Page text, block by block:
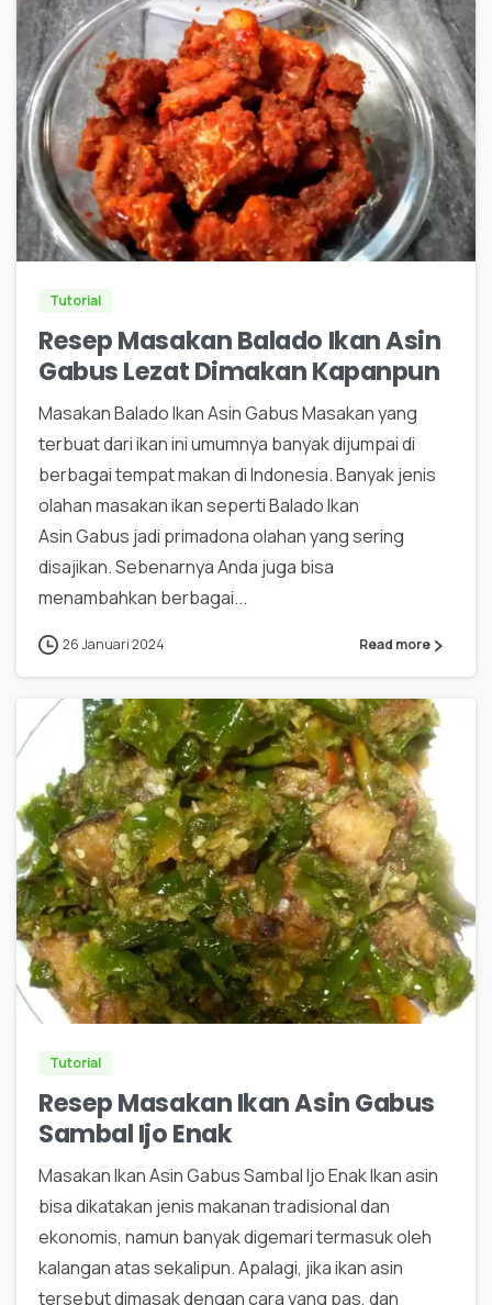
0 0
Tutorial
Resep Masakan Balado Ikan Asin
Gabus Lezat Dimakan Kapanpun
Masakan Balado Ikan Asin Gabus Masakan yang
terbuat dari ikan ini umumnya banyak dijumpai di
berbagai tempat makan di Indonesia. Banyak jenis
olahan masakan ikan seperti Balado Ikan
Asin Gabus jadi primadona olahan yang sering
disajikan. Sebenarnya Anda juga bisa
menambahkan berbagai...
26 Januari 2024 Read more
0 0
Tutorial
Resep Masakan Ikan Asin Gabus
Sambal Ijo Enak
Masakan Ikan Asin Gabus Sambal Ijo Enak Ikan asin
bisa dikatakan jenis makanan tradisional dan
ekonomis, namun banyak digemari termasuk oleh
kalangan atas sekalipun. Apalagi, jika ikan asin
tersebut dimasak dengan cara yang pas, dan